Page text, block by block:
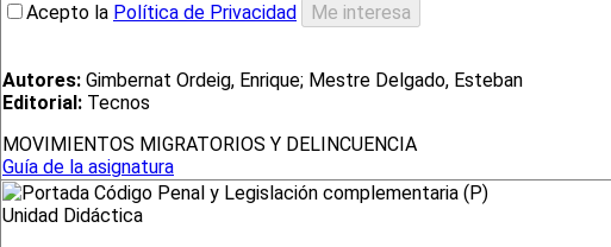
Acepto la Política de Privacidad
Autores: Gimbernat Ordeig, Enrique; Mestre Delgado, Esteban
Editorial: Tecnos
MOVIMIENTOS MIGRATORIOS Y DELINCUENCIA
Guía de la asignatura
Unidad Didáctica